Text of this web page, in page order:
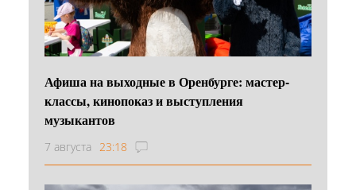
Афиша на выходные в Оренбурге: мастер-
классы, кинопоказ и выступления
музыкантов
7 августа 23:18